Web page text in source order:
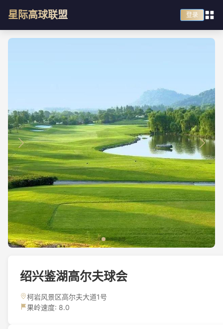
星际高球联盟 登录
绍兴鉴湖高尔夫球会
柯岩风景区高尔夫大道1号
果岭速度: 8.0